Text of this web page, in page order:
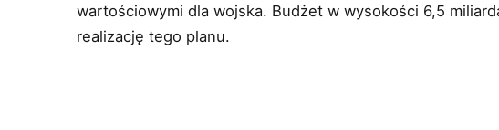
wartościowymi dla wojska. Budżet w wysokości 6,5
realizację tego planu.